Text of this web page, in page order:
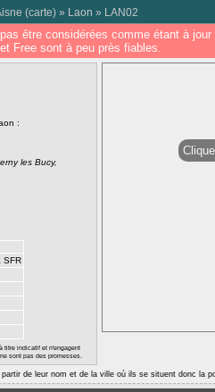
(carte) » Laon » LAN02
être considérées comme étant à
Free sont à peu près fiables.
:
les Bucy,
SFR
titre indicatif et n'engagent
sont pas des promesses.
de leur nom et de la ville où ils se situent donc la